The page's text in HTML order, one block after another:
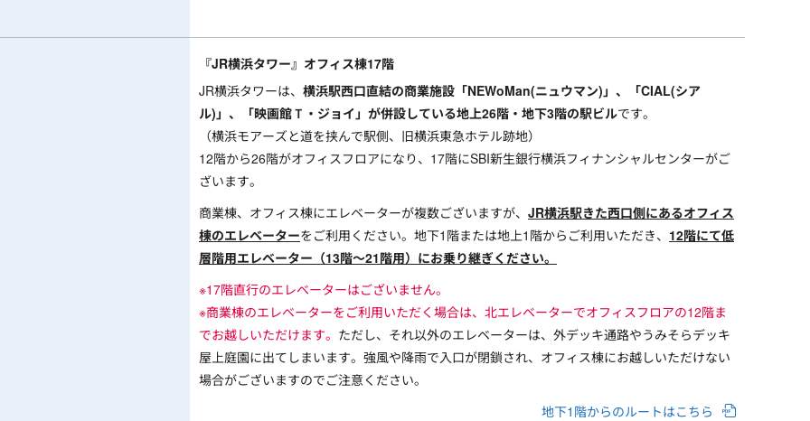
『JR横浜タワー』オフィス棟17階
JR横浜タワーは、 横浜駅西口直結の商業施設「NEWoMan(ニュウマン)」、「CIAL(シア
ル)」、「映画館Ｔ・ジョイ」が併設している地上26階・地下3階の駅ビルです。
（横浜モアーズと道を挟んで駅側、旧横浜東急ホテル跡地）
12階から26階がオフィスフロアになり、17階にSBI新生銀行横浜フィナンシャルセンターがご
ざいます。
商業棟、オフィス棟にエレベーターが複数ございますが、 JR横浜駅きた西口側にあるオフィス
棟のエレベーターをご利用ください。地下1階または地上1階からご利用いただき、 12階にて低
層階用エレベーター（13階～21階用）にお乗り継ぎください。
※17階直行のエレベーターはございません。
※商業棟のエレベーターをご利用いただく場合は、北エレベーターでオフィスフロアの12階ま
でお越しいただけます。 ただし、それ以外のエレベーターは、外デッキ通路やうみそらデッキ
屋上庭園に出てしまいます。強風や降雨で入口が閉鎖され、オフィス棟にお越しいただけない
場合がございますのでご注意ください。
地下1階からのルートはこちら